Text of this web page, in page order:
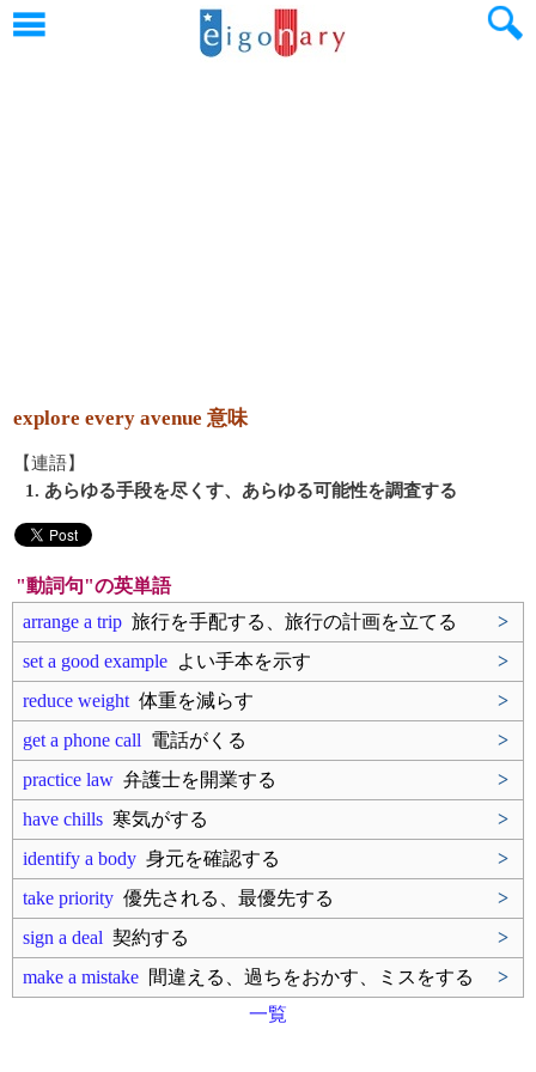
explore every avenue 意味
【連語】
1. あらゆる手段を尽くす、あらゆる可能性を調査する
"動詞句"の英単語
arrange a trip 旅行を手配する、旅行の計画を立てる
>
set a good example よい手本を示す
>
reduce weight 体重を減らす
>
get a phone call 電話がくる
>
practice law 弁護士を開業する
>
have chills 寒気がする
>
identify a body 身元を確認する
>
take priority 優先される、最優先する
>
sign a deal 契約する
>
make a mistake 間違える、過ちをおかす、ミスをする
>
一覧